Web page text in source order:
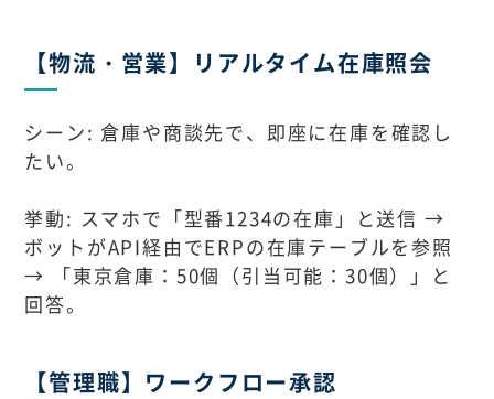
【物流・営業】リアルタイム在庫照会
シーン: 倉庫や商談先で、即座に在庫を確認し
たい。
挙動: スマホで「型番1234の在庫」と送信 →
ボットがAPI経由でERPの在庫テーブルを参照
→ 「東京倉庫：50個（引当可能：30個）」と
回答。
【管理職】ワークフロー承認